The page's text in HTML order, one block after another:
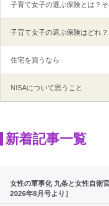
子育て女子の選ぶ保険とは？そ
子育て女子の選ぶ保険はどれ？
住宅を買うなら
NISAについて思うこと
新着記事一覧
女性の軍事化 九条と女性自衛
2026年8月号より］